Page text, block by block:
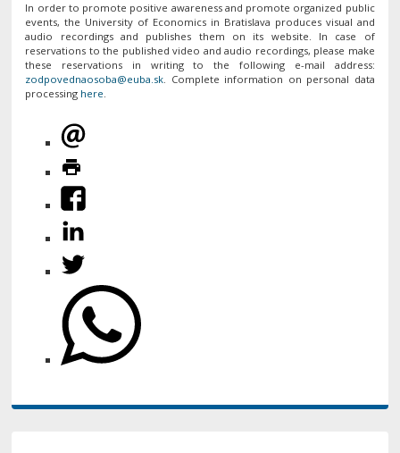
In order to promote positive awareness and promote organized public
events, the University of Economics in Bratislava produces visual and
audio recordings and publishes them on its website. In case of
reservations to the published video and audio recordings, please make
these reservations in writing to the following e-mail address:
. Complete information on personal data
processing here.